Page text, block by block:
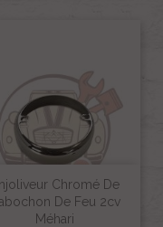
Chromé De
De Feu 2cv
Méhari